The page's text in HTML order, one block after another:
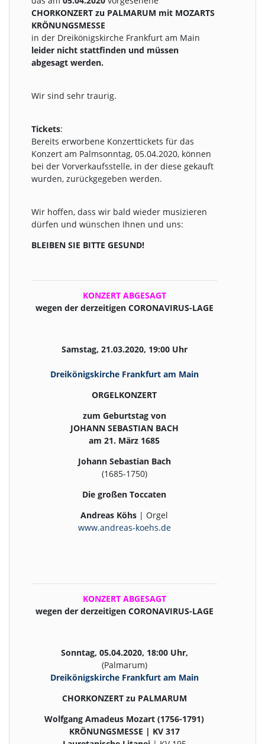
CHORKONZERT zu PALMARUM mit MOZARTS
KRÖNUNGSMESSE
in der Dreikönigskirche Frankfurt am Main
leider nicht stattfinden und müssen
abgesagt werden.
Wir sind sehr traurig.
Tickets:
Bereits erworbene Konzerttickets für das
Konzert am Palmsonntag, 05.04.2020, können
bei der Vorverkaufsstelle, in der diese gekauft
wurden, zurückgegeben werden.
Wir hoffen, dass wir bald wieder musizieren
dürfen und wünschen Ihnen und uns:
BLEIBEN SIE BITTE GESUND!
KONZERT ABGESAGT
wegen der derzeitigen CORONAVIRUS-LAGE
Samstag, 21.03.2020, 19:00 Uhr
Dreikönigskirche Frankfurt am Main
ORGELKONZERT
zum Geburtstag von
JOHANN SEBASTIAN BACH
am 21. März 1685
Johann Sebastian Bach
(1685-1750)
Die großen Toccaten
Andreas Köhs | Orgel
www.andreas-koehs.de
KONZERT ABGESAGT
wegen der derzeitigen CORONAVIRUS-LAGE
Sonntag, 05.04.2020, 18:00 Uhr,
(Palmarum)
Dreikönigskirche Frankfurt am Main
CHORKONZERT zu PALMARUM
Wolfgang Amadeus Mozart (1756-1791)
KRÖNUNGSMESSE | KV 317